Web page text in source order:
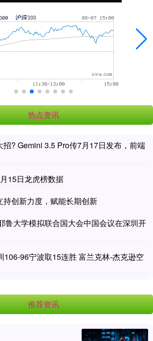
热点资讯
招? Gemini 3.5 Pro传7月17日发布，前端
15日龙虎榜数据
持创新力度，赋能长期创新
鲁大学模拟联合国大会中国会议在深圳开
106-96宁波取15连胜 富兰克林-杰克逊空
推荐资讯